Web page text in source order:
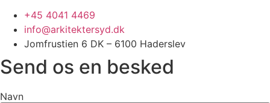
+45 4041 4469
info@arkitektersyd.dk
Jomfrustien 6 DK – 6100 Haderslev
Send os en besked
Navn